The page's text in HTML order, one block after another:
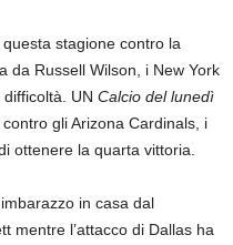
stagione contro la
da Russell Wilson, i New York
UN Calcio del lunedì
gli Arizona Cardinals, i
ottenere la quarta vittoria.
in casa dal
mentre l’attacco di Dallas ha